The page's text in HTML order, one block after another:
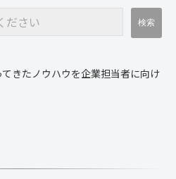
きたノウハウを企業担当者に向け